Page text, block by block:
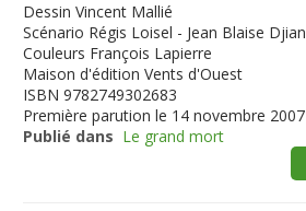
Dessin Vincent Mallié
Scénario Régis Loisel - Jean Blaise Djian
Couleurs François Lapierre
Maison d'édition Vents d'Ouest
ISBN 9782749302683
Première parution le 14 novembre 2007
Publié dans Le grand mort